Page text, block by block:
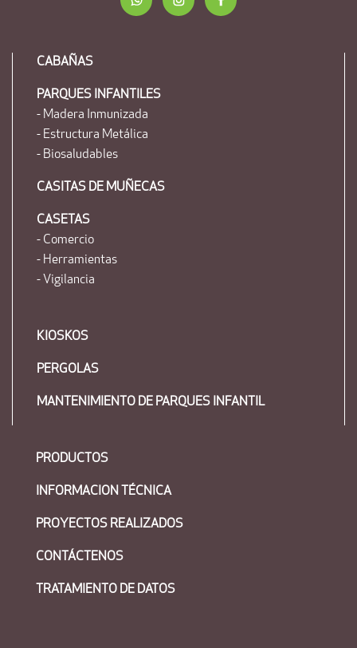
CABAÑAS
PARQUES INFANTILES
- Madera Inmunizada
- Estructura Metálica
- Biosaludables
CASITAS DE MUÑECAS
CASETAS
- Comercio
- Herramientas
- Vigilancia
KIOSKOS
PERGOLAS
MANTENIMIENTO DE PARQUES INFANTIL
PRODUCTOS
INFORMACION TÉCNICA
PROYECTOS REALIZADOS
CONTÁCTENOS
TRATAMIENTO DE DATOS